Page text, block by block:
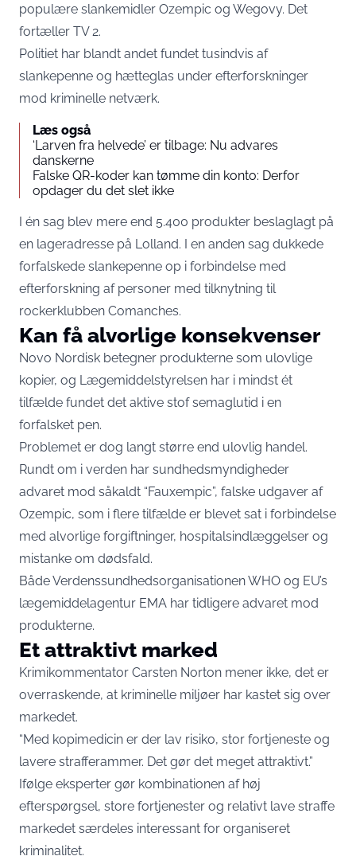
populære slankemidler Ozempic og Wegovy. Det
fortæller TV 2.
Politiet har blandt andet fundet tusindvis af
slankepenne og hætteglas under efterforskninger
mod kriminelle netværk.
Læs også
‘Larven fra helvede’ er tilbage: Nu advares
danskerne
Falske QR-koder kan tømme din konto: Derfor
opdager du det slet ikke
I én sag blev mere end 5.400 produkter beslaglagt på
en lageradresse på Lolland. I en anden sag dukkede
forfalskede slankepenne op i forbindelse med
efterforskning af personer med tilknytning til
rockerklubben Comanches.
Kan få alvorlige konsekvenser
Novo Nordisk betegner produkterne som ulovlige
kopier, og Lægemiddelstyrelsen har i mindst ét
tilfælde fundet det aktive stof semaglutid i en
forfalsket pen.
Problemet er dog langt større end ulovlig handel.
Rundt om i verden har sundhedsmyndigheder
advaret mod såkaldt “Fauxempic”, falske udgaver af
Ozempic, som i flere tilfælde er blevet sat i forbindelse
med alvorlige forgiftninger, hospitalsindlæggelser og
mistanke om dødsfald.
Både Verdenssundhedsorganisationen WHO og EU’s
lægemiddelagentur EMA har tidligere advaret mod
produkterne.
Et attraktivt marked
Krimikommentator Carsten Norton mener ikke, det er
overraskende, at kriminelle miljøer har kastet sig over
markedet.
“Med kopimedicin er der lav risiko, stor fortjeneste og
lavere strafferammer. Det gør det meget attraktivt.”
Ifølge eksperter gør kombinationen af høj
efterspørgsel, store fortjenester og relativt lave straffe
markedet særdeles interessant for organiseret
kriminalitet.